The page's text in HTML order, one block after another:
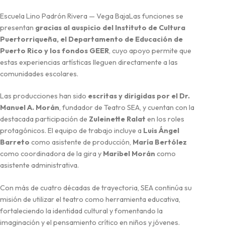
Escuela Lino Padrón Rivera — Vega BajaLas funciones se
presentan gracias al auspicio del Instituto de Cultura
Puertorriqueña, el Departamento de Educación de
Puerto Rico y los fondos GEER , cuyo apoyo permite que
estas experiencias artísticas lleguen directamente a las
comunidades escolares.
Las producciones han sido escritas y dirigidas por el Dr.
Manuel A. Morán, fundador de Teatro SEA, y cuentan con la
destacada participación de Zuleinette Ralat en los roles
protagónicos. El equipo de trabajo incluye a Luis Ángel
Barreto como asistente de producción, María Bertólez
como coordinadora de la gira y Maribel Morán como
asistente administrativa.
Con más de cuatro décadas de trayectoria, SEA continúa su
misión de utilizar el teatro como herramienta educativa,
fortaleciendo la identidad cultural y fomentando la
imaginación y el pensamiento crítico en niños y jóvenes.